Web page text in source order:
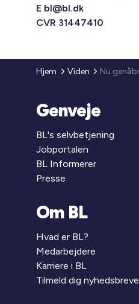
E bl@bl.dk
CVR 31447410
Hjem Viden
Genveje
BL's selvbetjening
Jobportalen
BL Informerer
Presse
Om BL
Hvad er BL?
Medarbejdere
Karriere i BL
Tilmeld dig nyhedsbreve